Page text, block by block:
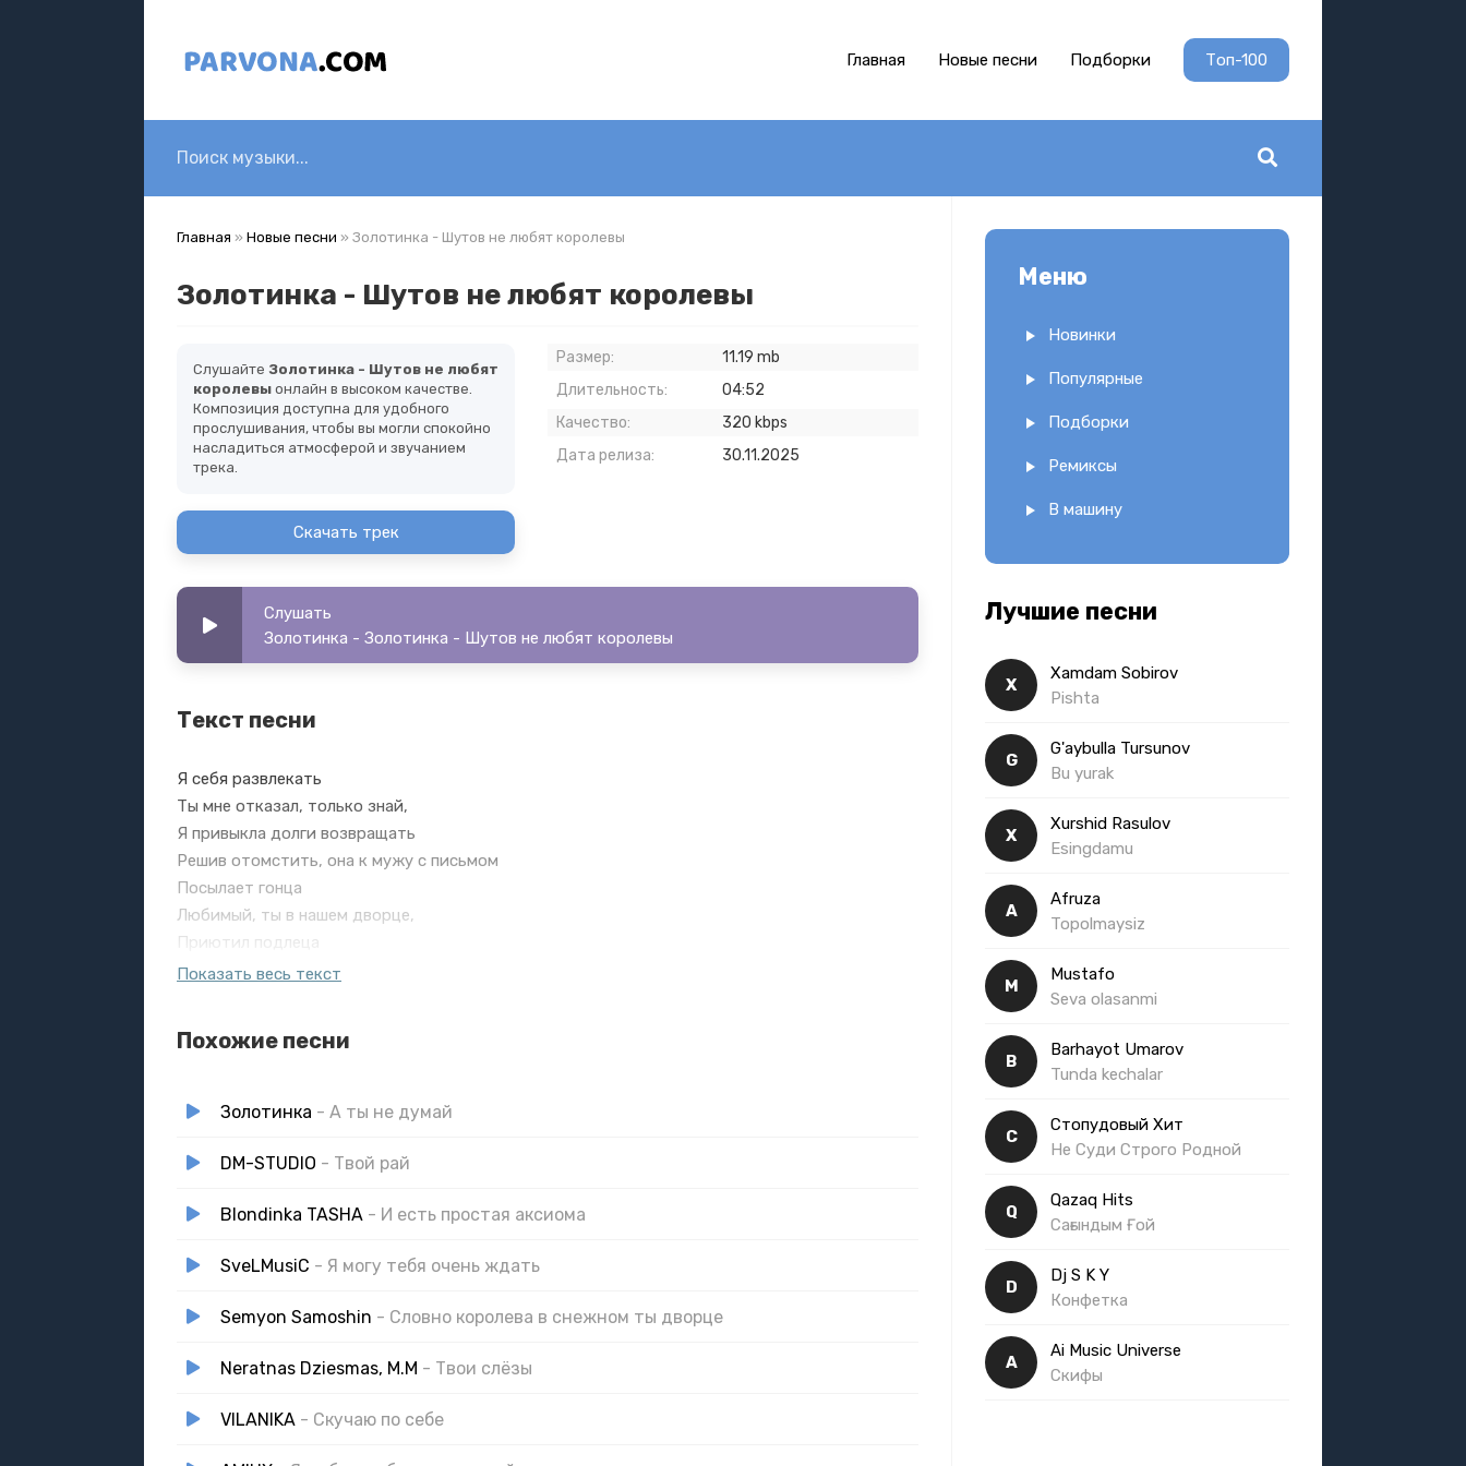
Главная Новые песни Подборки Топ-100
Главная » Новые песни » Золотинка - Шутов не любят королевы
Золотинка - Шутов не любят королевы
Слушайте Золотинка - Шутов не любят
королевы онлайн в высоком качестве.
Композиция доступна для удобного
прослушивания, чтобы вы могли спокойно
насладиться атмосферой и звучанием
трека.
Скачать трек
Размер:
11.19 mb
Длительность:
04:52
Качество:
320 kbps
Дата релиза:
30.11.2025
Слушать
Золотинка - Золотинка - Шутов не любят королевы
Текст песни
Я себя развлекать
Ты мне отказал, только знай,
Я привыкла долги возвращать
Решив отомстить, она к мужу с письмом
Посылает гонца
Любимый, ты в нашем дворце,
Приютил подлеца
Пока ты на битве, тебя, верно, жду я,
Королевский твой шут
Показать весь текст
Похожие песни
Золотинка - А ты не думай
DM-STUDIO - Твой рай
Blondinka TASHA - И есть простая аксиома
SveLMusiC - Я могу тебя очень ждать
Semyon Samoshin - Словно королева в снежном ты дворце
Neratnas Dziesmas, M.M - Твои слёзы
VILANIKA - Скучаю по себе
Меню
Новинки
Популярные
Подборки
Ремиксы
В машину
Лучшие песни
X
Xamdam Sobirov
Pishta
G
G'aybulla Tursunov
Bu yurak
X
Xurshid Rasulov
Esingdamu
A
Afruza
Topolmaysiz
M
Mustafo
Seva olasanmi
B
Barhayot Umarov
Tunda kechalar
С
Стопудовый Хит
Не Суди Строго Родной
Q
Qazaq Hits
Сағындым Ғой
D
Dj S K Y
Конфетка
A
Ai Music Universe
Скифы